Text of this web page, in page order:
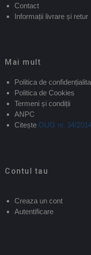
Contact
Informații livrare și retur
Mai mult
Politica de
Politica de Cookies
Termeni și condiții
ANPC
Citește OUG nr. 34/
Contul tau
Creaza un cont
Autentificare